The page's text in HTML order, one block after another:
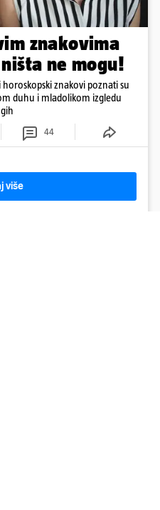
znakovima
ne mogu!
znakovi poznati su
duhu i mladolikom izgledu
44
više